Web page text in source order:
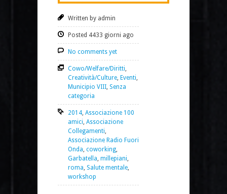
Written by admin
Posted 4433 giorni ago
No comments yet
Cowo/Welfare/Diritti
Creatività/Culture Eventi
Municipio VIII Senza
categoria
2014 Associazione 100
amici Associazione
Collegamenti
Associazione Radio Fuori
Onda coworking
Garbatella millepiani
roma Salute mentale
workshop